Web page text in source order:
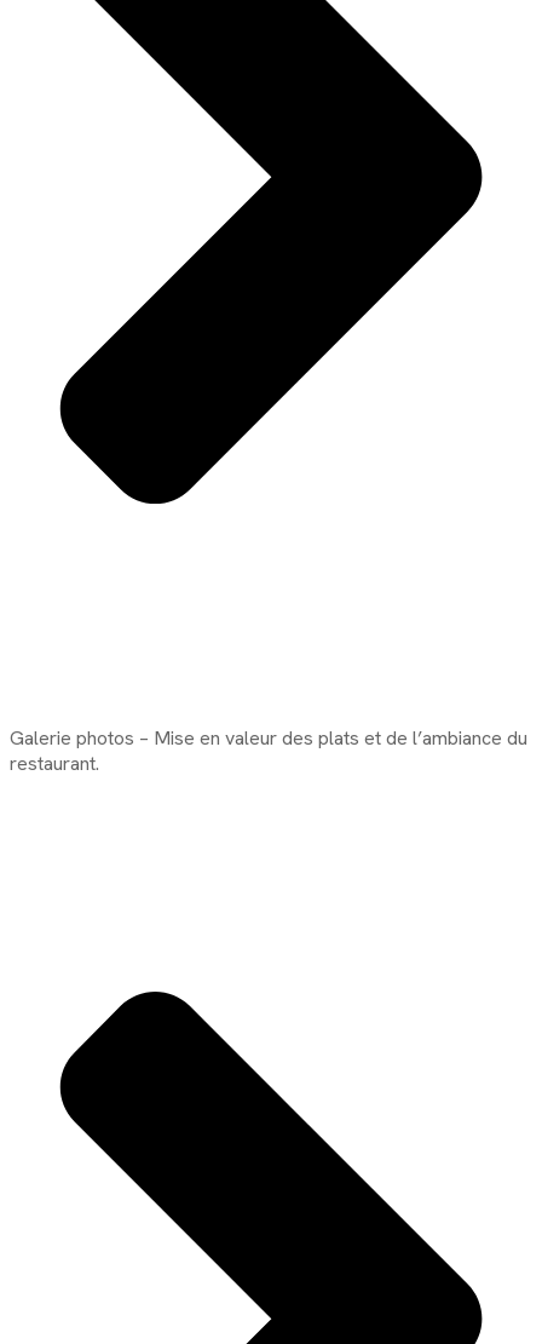
Galerie photos – Mise en valeur des plats et de l’ambiance du
restaurant.